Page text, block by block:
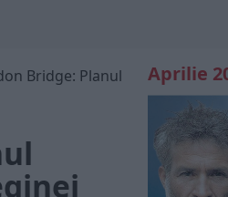
Bridge: Planul
Aprilie